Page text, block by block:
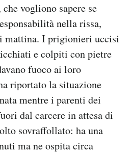
vogliono sapere se
nella rissa,
mattina. I prigionieri uccisi
e colpiti con pietre
fuoco ai loro
riportato la situazione
mentre i parenti dei
dal carcere in attesa di
sovraffollato: ha una
ma ne ospita circa